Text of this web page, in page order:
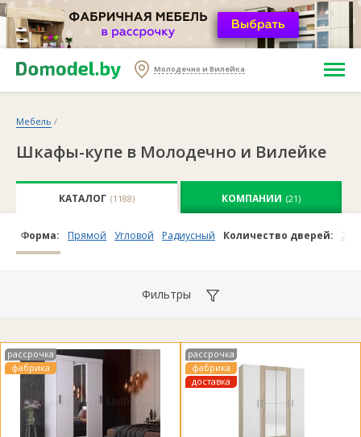
Молодечно и Вилейка
Мебель /
Шкафы-купе в Молодечно и Вилейке
КАТАЛОГ (1188) КОМПАНИИ (21)
Форма: Прямой Угловой Радиусный Количество дверей: 2
Фильтры
рассрочка
фабрика
рассрочка
фабрика
доставка